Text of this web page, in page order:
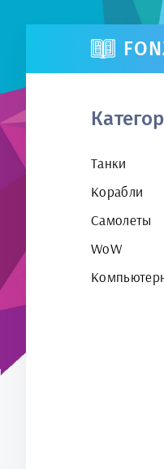
Танки
Корабли
Самолеты
WoW